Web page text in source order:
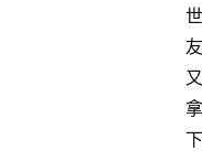
世
友
又
拿
下